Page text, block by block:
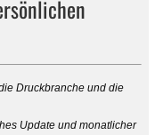
Druckbranche und die
Update und monatlicher